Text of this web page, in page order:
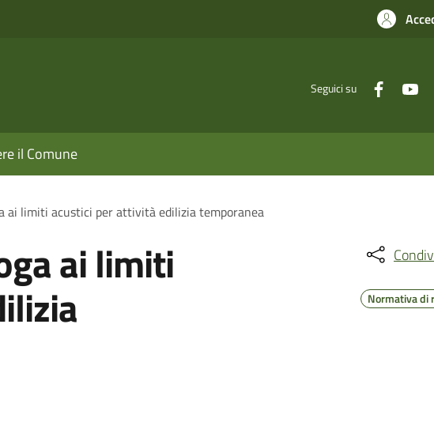
Seguici su
il Comune
ai limiti acustici per attività edilizia temporanea
ai limiti
Normativa di